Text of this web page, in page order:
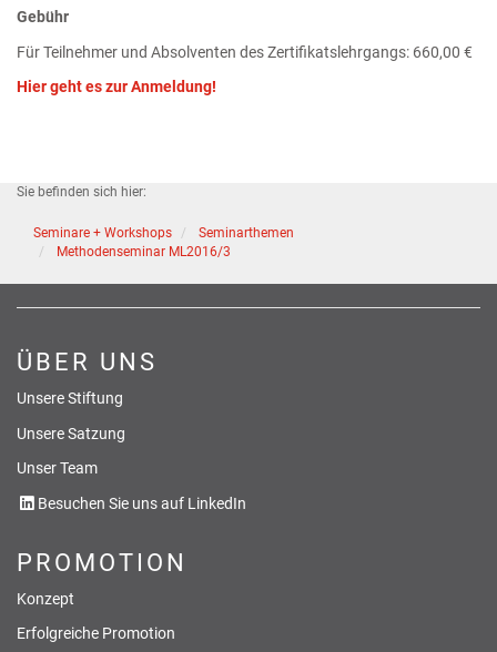
Gebühr
Für Teilnehmer und Absolventen des Zertifikatslehrgangs: 660,00 €
Hier geht es zur Anmeldung!
Sie befinden sich hier:
Seminare + Workshops
Seminarthemen
Methodenseminar ML2016/3
ÜBER UNS
Unsere Stiftung
Unsere Satzung
Unser Team
Besuchen Sie uns auf LinkedIn
PROMOTION
Konzept
Erfolgreiche Promotion